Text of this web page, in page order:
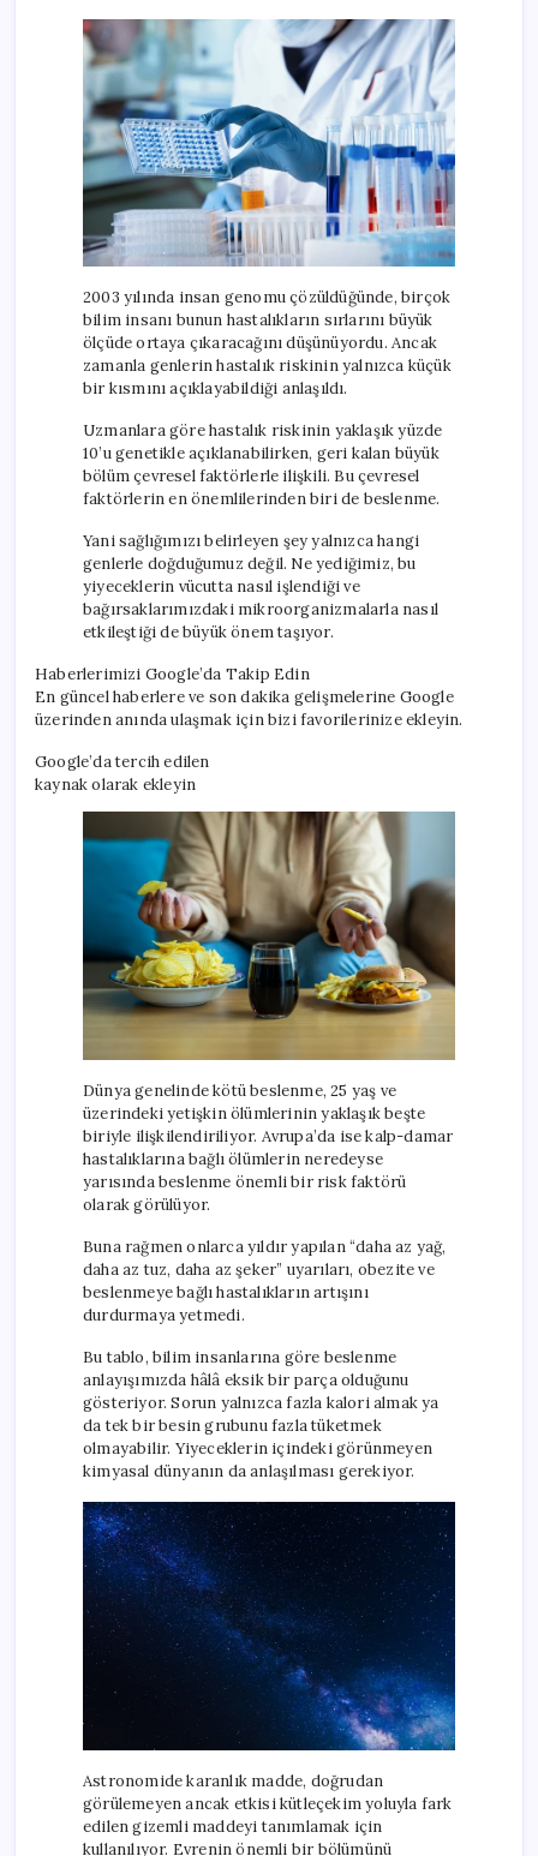
2003 yılında insan genomu çözüldüğünde, birçok
bilim insanı bunun hastalıkların sırlarını büyük
ölçüde ortaya çıkaracağını düşünüyordu. Ancak
zamanla genlerin hastalık riskinin yalnızca küçük
bir kısmını açıklayabildiği anlaşıldı.
Uzmanlara göre hastalık riskinin yaklaşık yüzde
10’u genetikle açıklanabilirken, geri kalan büyük
bölüm çevresel faktörlerle ilişkili. Bu çevresel
faktörlerin en önemlilerinden biri de beslenme.
Yani sağlığımızı belirleyen şey yalnızca hangi
genlerle doğduğumuz değil. Ne yediğimiz, bu
yiyeceklerin vücutta nasıl işlendiği ve
bağırsaklarımızdaki mikroorganizmalarla nasıl
etkileştiği de büyük önem taşıyor.
Haberlerimizi Google’da Takip Edin
En güncel haberlere ve son dakika gelişmelerine Google
üzerinden anında ulaşmak için bizi favorilerinize ekleyin.
Google’da tercih edilen
kaynak olarak ekleyin
Dünya genelinde kötü beslenme, 25 yaş ve
üzerindeki yetişkin ölümlerinin yaklaşık beşte
biriyle ilişkilendiriliyor. Avrupa’da ise kalp-damar
hastalıklarına bağlı ölümlerin neredeyse
yarısında beslenme önemli bir risk faktörü
olarak görülüyor.
Buna rağmen onlarca yıldır yapılan “daha az yağ,
daha az tuz, daha az şeker” uyarıları, obezite ve
beslenmeye bağlı hastalıkların artışını
durdurmaya yetmedi.
Bu tablo, bilim insanlarına göre beslenme
anlayışımızda hâlâ eksik bir parça olduğunu
gösteriyor. Sorun yalnızca fazla kalori almak ya
da tek bir besin grubunu fazla tüketmek
olmayabilir. Yiyeceklerin içindeki görünmeyen
kimyasal dünyanın da anlaşılması gerekiyor.
Astronomide karanlık madde, doğrudan
görülemeyen ancak etkisi kütleçekim yoluyla fark
edilen gizemli maddeyi tanımlamak için
kullanılıyor. Evrenin önemli bir bölümünü